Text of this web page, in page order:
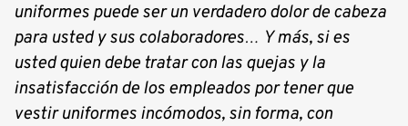
uniformes puede ser un verdadero dolor de cabeza
para usted y sus colaboradores… Y más, si es
usted quien debe tratar con las quejas y la
insatisfacción de los empleados por tener que
vestir uniformes incómodos, sin forma, con